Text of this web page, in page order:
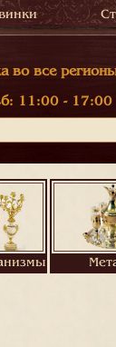
во все
11:00 - 17:00